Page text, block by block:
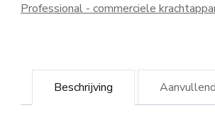
Professional - commerciele
Beschrijving